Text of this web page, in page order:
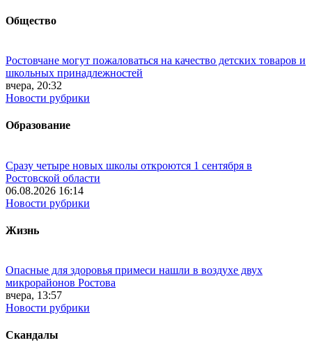
Общество
Ростовчане могут пожаловаться на качество детских товаров и
школьных принадлежностей
вчера, 20:32
Новости рубрики
Образование
Сразу четыре новых школы откроются 1 сентября в
Ростовской области
06.08.2026 16:14
Новости рубрики
Жизнь
Опасные для здоровья примеси нашли в воздухе двух
микрорайонов Ростова
вчера, 13:57
Новости рубрики
Скандалы